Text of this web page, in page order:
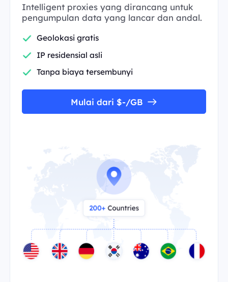
Intelligent proxies yang dirancang untuk
pengumpulan data yang lancar dan andal.
Geolokasi gratis
IP residensial asli
Tanpa biaya tersembunyi
Mulai dari $-/GB